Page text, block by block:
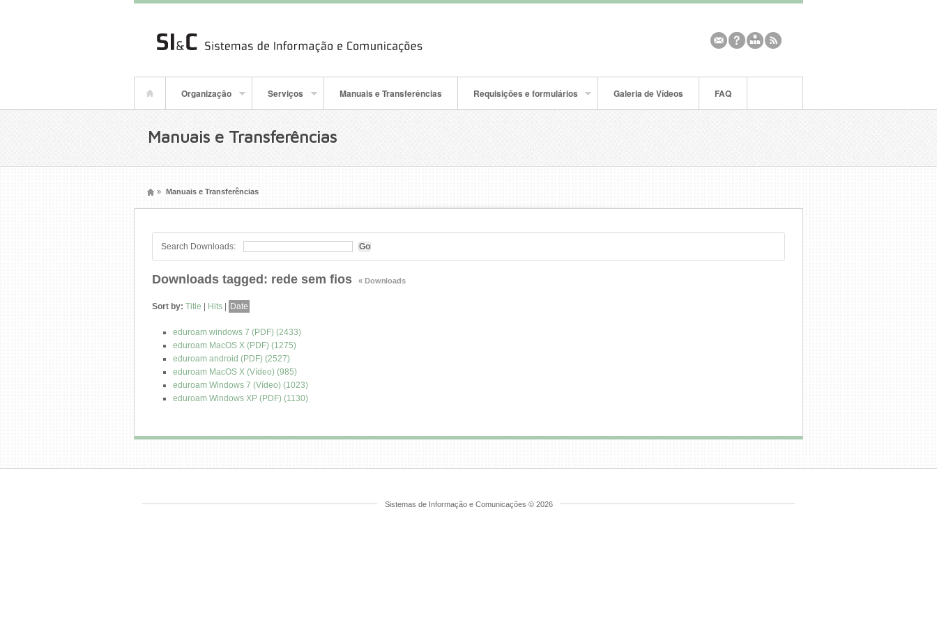
Organização Serviços Manuais e Transferências Requisições e formulários Galeria de Vídeos FAQ
Manuais e Transferências
» Manuais e Transferências
Search Downloads:
Downloads tagged: rede sem fios « Downloads
Sort by: Title | Hits | Date
eduroam windows 7 (PDF) (2433)
eduroam MacOS X (PDF) (1275)
eduroam android (PDF) (2527)
eduroam MacOS X (Vídeo) (985)
eduroam Windows 7 (Vídeo) (1023)
eduroam Windows XP (PDF) (1130)
Sistemas de Informação e Comunicações © 2026